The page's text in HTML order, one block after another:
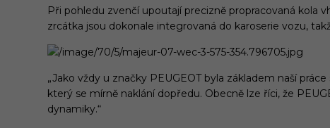
Při pohledu zvenčí upoutají precizně propracovaná kola
zrcátka jsou dokonale integrovaná do karoserie vozu,
„Jako vždy u značky PEUGEOT byla základem naší
který se mírně naklání dopředu. Obecně lze říci, že
dynamiky.“